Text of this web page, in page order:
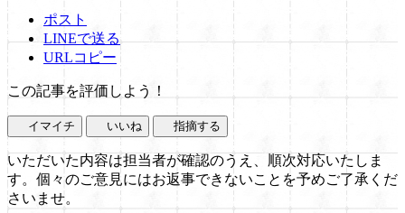
ポスト
LINEで送る
URLコピー
この記事を評価しよう！
イマイチ いいね 指摘する
いただいた内容は担当者が確認のうえ、順次対応いたしま
す。個々のご意見にはお返事できないことを予めご了承くだ
さいませ。